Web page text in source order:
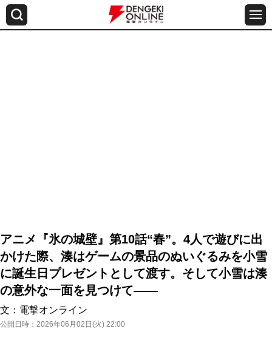
アニメ『氷の城壁』第10話“春”。4人で遊びに出
かけた際、湊はゲームの景品のぬいぐるみを小雪
に誕生日プレゼントとして渡す。そして小雪は湊
の意外な一面を見つけて――
文： 電撃オンライン
公開日時： 2026年06月02日(火) 22:00